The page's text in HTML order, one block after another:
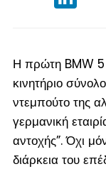
Η πρώτη BMW 5
κινητήριο
ντεμπούτο της
γερμανική
αντοχής”. Όχι
διάρκεια του